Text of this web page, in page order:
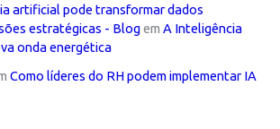
artificial pode transformar dados
estratégicas - BlogemA Inteligência
onda energética
Como líderes do RH podem implementar IA